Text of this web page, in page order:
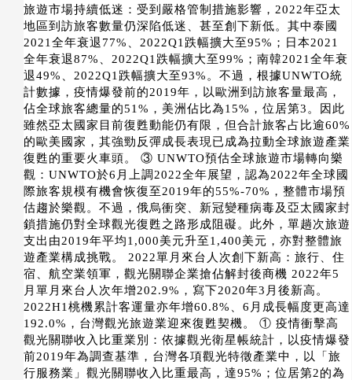
旅遊市場持續低迷：受到嚴格管制措施影響，2022年亞太
地區到訪旅客數量仍深陷低迷、甚至創下新低。其中泰國
2021全年衰退77%、2022Q1跌幅擴大至95%；日本2021
全年衰退87%、2022Q1跌幅擴大至99%；南韓2021全年衰
退49%、2022Q1跌幅擴大至93%。不過，根據UNWTO統
計數據，疫情爆發前的2019年，以歐洲到訪旅客量最高，
佔全球旅客總量的51%，美洲佔比為15%，位居第3。因此
雖然亞太國家目前復甦動能仍有限，但合計旅客占比逾60%
的歐美國家，其強勁反彈成長表現已成為拉動全球旅遊產業
復甦的重要火車頭。 ③ UNWTO預估全球旅遊市場轉向樂
觀：UNWTO於6月上調2022全年展望，認為2022年全球國
際旅客規模有機會恢復至2019年的55%-70%，整體市場預
估趨於樂觀。不過，俄烏衝突、新冠變種病毒及亞太國家封
鎖措施仍對全球觀光復甦之路形成阻礙。此外，單趟次旅遊
支出由2019年平均1,000美元升至1,400美元，亦對整體旅
遊產業構成挑戰。 2022單月來台人次創下新高：旅行、住
宿、航空業領軍，觀光關聯企業搶佔解封後商機 2022年5
月單月來台人次年增202.9%，寫下2020年3月後新高。
2022H1桃機累計客運量亦年增60.8%、6月成長幅度更高達
192.0%，台灣觀光旅遊業迎來復甦契機。 ① 疫情衝擊高
觀光關聯收入比重業別：依據觀光衛星帳統計，以疫情爆發
前2019年為調查基準，台灣各項觀光特徵產業中，以「旅
行服務業」觀光關聯收入比重最高，達95%；位居第2的為